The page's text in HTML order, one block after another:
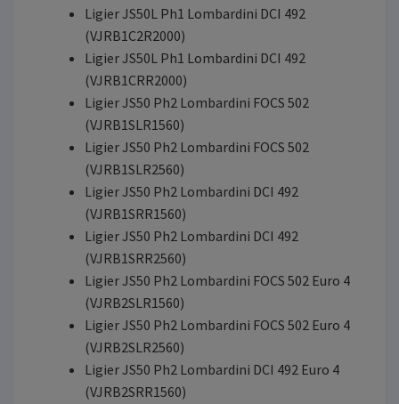
Ligier JS50L Ph1 Lombardini DCI 492
(VJRB1C2R2000)
Ligier JS50L Ph1 Lombardini DCI 492
(VJRB1CRR2000)
Ligier JS50 Ph2 Lombardini FOCS 502
(VJRB1SLR1560)
Ligier JS50 Ph2 Lombardini FOCS 502
(VJRB1SLR2560)
Ligier JS50 Ph2 Lombardini DCI 492
(VJRB1SRR1560)
Ligier JS50 Ph2 Lombardini DCI 492
(VJRB1SRR2560)
Ligier JS50 Ph2 Lombardini FOCS 502 Euro 4
(VJRB2SLR1560)
Ligier JS50 Ph2 Lombardini FOCS 502 Euro 4
(VJRB2SLR2560)
Ligier JS50 Ph2 Lombardini DCI 492 Euro 4
(VJRB2SRR1560)